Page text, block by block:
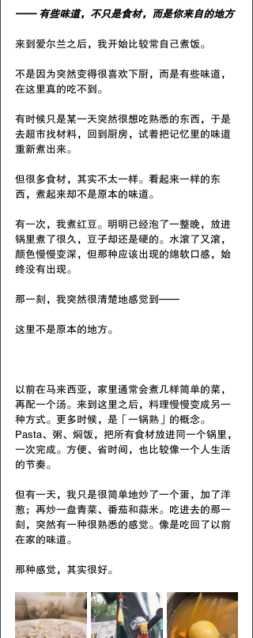
—— 有些味道，不只是食材，而是你来自的地方
来到爱尔兰之后，我开始比较常自己煮饭。
不是因为突然变得很喜欢下厨，而是有些味道，
在这里真的吃不到。
有时候只是某一天突然很想吃熟悉的东西，于是
去超市找材料，回到厨房，试着把记忆里的味道
重新煮出来。
但很多食材，其实不太一样。看起来一样的东
西，煮起来却不是原本的味道。
有一次，我煮红豆。明明已经泡了一整晚，放进
锅里煮了很久，豆子却还是硬的。水滚了又滚，
颜色慢慢变深，但那种应该出现的绵软口感，始
终没有出现。
那一刻，我突然很清楚地感觉到——
这里不是原本的地方。
以前在马来西亚，家里通常会煮几样简单的菜，
再配一个汤。来到这里之后，料理慢慢变成另一
种方式。更多时候，是「一锅熟」的概念。
Pasta、粥、焖饭，把所有食材放进同一个锅里，
一次完成。方便、省时间，也比较像一个人生活
的节奏。
但有一天，我只是很简单地炒了一个蛋，加了洋
葱；再炒一盘青菜、番茄和蒜米。吃进去的那一
刻，突然有一种很熟悉的感觉。像是吃回了以前
在家的味道。
那种感觉，其实很好。